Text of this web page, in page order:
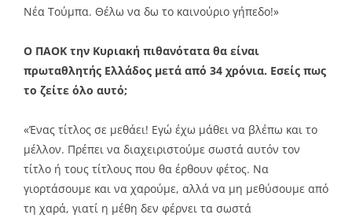
Νέα Τούμπα. Θέλω να δω το καινούριο γήπεδο!»
Ο ΠΑΟΚ την Κυριακή πιθανότατα θα είναι
πρωταθλητής Ελλάδος μετά από 34 χρόνια. Εσείς πως
το ζείτε όλο αυτό;
«Ένας τίτλος σε μεθάει! Εγώ έχω μάθει να βλέπω και το
μέλλον. Πρέπει να διαχειριστούμε σωστά αυτόν τον
τίτλο ή τους τίτλους που θα έρθουν φέτος. Να
γιορτάσουμε και να χαρούμε, αλλά να μη μεθύσουμε από
τη χαρά, γιατί η μέθη δεν φέρνει τα σωστά